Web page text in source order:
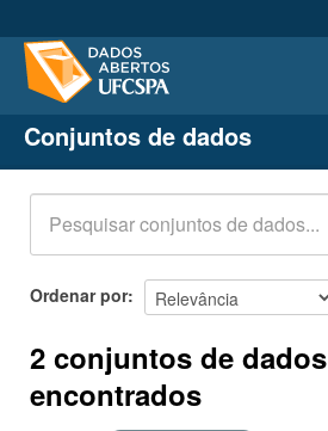
Conjuntos de dados
Organizações
Grupos
Sobre
Conjuntos de dados
Ordenar por
2 conjuntos de dados
encontrados